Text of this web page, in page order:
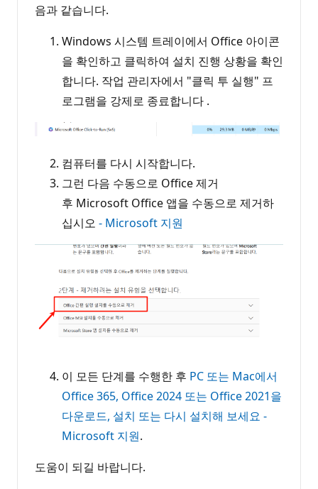
음과 같습니다.
Windows 시스템 트레이에서 Office 아이콘
을 확인하고 클릭하여 설치 진행 상황을 확인
합니다. 작업 관리자에서 "클릭 투 실행" 프
로그램을 강제로 종료합니다 .
컴퓨터를 다시 시작합니다.
그런 다음 수동으로 Office 제거
후 Microsoft Office 앱을 수동으로 제거하
십시오 - Microsoft 지원
이 모든 단계를 수행한 후 PC 또는 Mac에서
Office 365, Office 2024 또는 Office 2021을
다운로드, 설치 또는 다시 설치해 보세요 -
Microsoft 지원.
도움이 되길 바랍니다.